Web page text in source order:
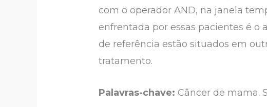
com o operador AND, na janela
enfrentada por essas pacientes é o
de referência estão situados em
tratamento.
Palavras-chave: Câncer de mama.